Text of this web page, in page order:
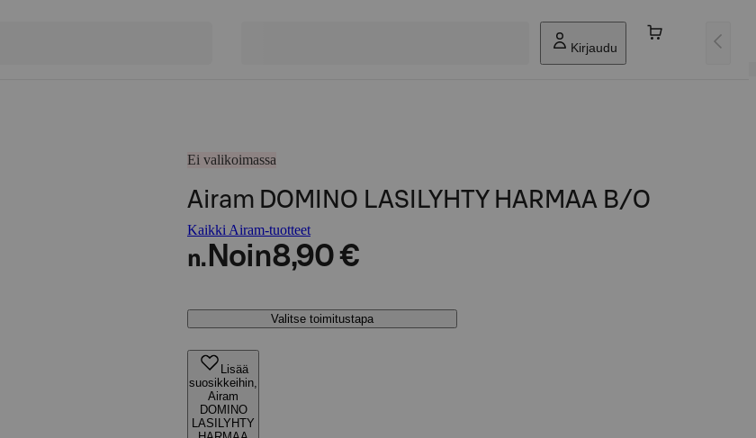
Kirjaudu
Ei valikoimassa
Airam DOMINO LASILYHTY HARMAA B/O
Kaikki Airam-tuotteet
n. Noin8,90 €
Valitse toimitustapa
Lisää
suosikkeihin,
Airam
DOMINO
LASILYHTY